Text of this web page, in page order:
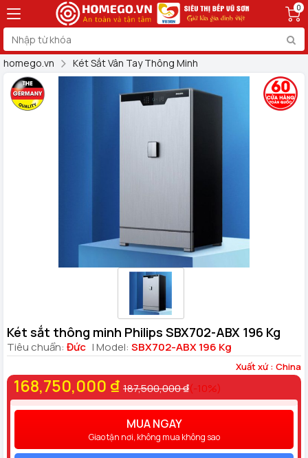
0
homego.vn Két Sắt Vân Tay Thông Minh
Két sắt thông minh Philips SBX702-ABX 196 Kg
Tiêu chuẩn: Đức | Model: SBX702-ABX 196 Kg
Xuất xứ : China
168,750,000 ₫ 187,500,000 ₫(-10%)
MUA NGAY
Giao tận nơi, không mua không sao